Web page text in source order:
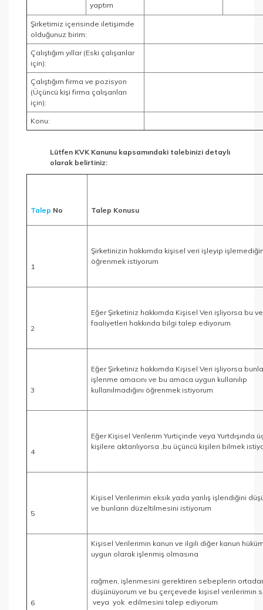
yaptım
Şirketimiz içerisinde iletişimde
olduğunuz birim:
Çalıştığım yıllar (Eski çalışanlar
için):
Çalıştığım firma ve pozisyon
(Üçüncü kişi firma çalışanları
için):
Konu:
Lütfen KVK Kanunu kapsamındaki talebinizi detaylı
olarak belirtiniz:
Talep No Talep Konusu
1
Şirketinizin hakkımda kişisel veri işleyip
öğrenmek istiyorum
2
Eğer Şirketiniz hakkımda Kişisel Veri işliyorsa bu
faaliyetleri hakkında bilgi talep ediyorum
3
Eğer Şirketiniz hakkımda Kişisel Veri işliyorsa
işlenme amacını ve bu amaca uygun kullanılıp
kullanılmadığını öğrenmek istiyorum
4
Eğer Kişisel Verilerim Yurtiçinde veya Yurtdışında
kişilere aktarılıyorsa ,bu üçüncü kişileri bilmek
5
Kişisel Verilerimin eksik yada yanlış işlendiğini
ve bunların düzeltilmesini istiyorum
6
Kişisel Verilerimin kanun ve ilgili diğer kanun
uygun olarak işlenmiş olmasına
rağmen, işlenmesini gerektiren sebeplerin ortadan
düşünüyorum ve bu çerçevede kişisel verilerimin
veya yok edilmesini talep ediyorum